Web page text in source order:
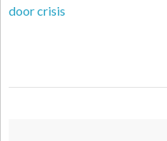
door crisis